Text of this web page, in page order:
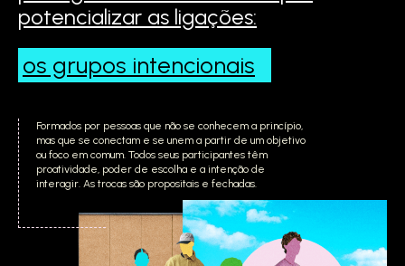
potencializar as ligações:
os grupos intencionais
Formados por pessoas que não se conhecem a princípio,
mas que se conectam e se unem a partir de um objetivo
ou foco em comum. Todos seus participantes têm
proatividade, poder de escolha e a intenção de
interagir. As trocas são propositais e fechadas.